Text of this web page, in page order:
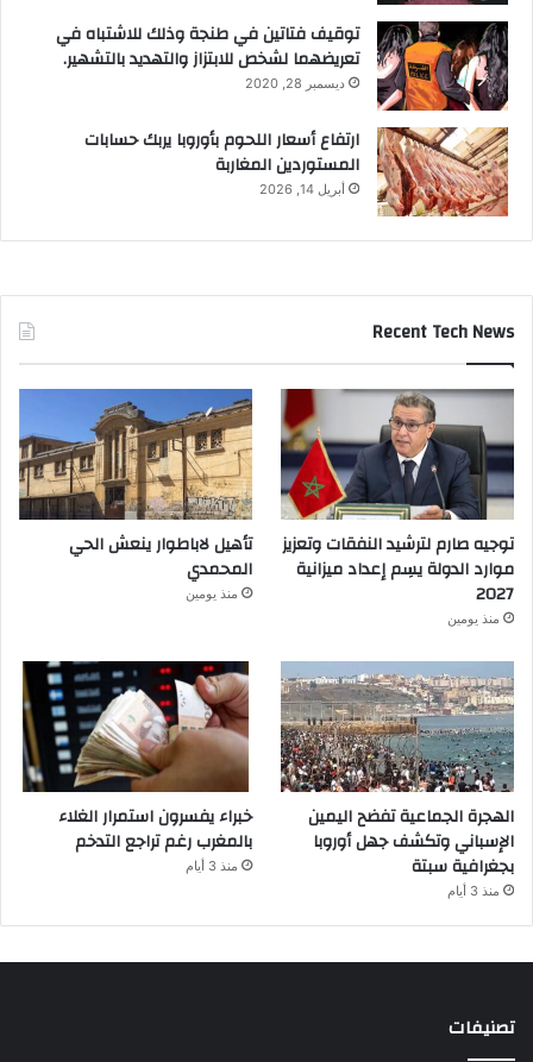
توقيف فتاتين في طنجة وذلك للاشتباه في
تعريضهما لشخص للابتزاز والتهديد بالتشهير.
ديسمبر 28, 2020
ارتفاع أسعار اللحوم بأوروبا يربك حسابات
المستوردين المغاربة
أبريل 14, 2026
Recent Tech News
توجيه صارم لترشيد النفقات وتعزيز
موارد الدولة يسِم إعداد ميزانية
2027
منذ يومين
تأهيل لاباطوار ينعش الحي
المحمدي
منذ يومين
الهجرة الجماعية تفضح اليمين
الإسباني وتكشف جهل أوروبا
بجغرافية سبتة
منذ 3 أيام
خبراء يفسرون استمرار الغلاء
بالمغرب رغم تراجع التدخم
منذ 3 أيام
تصنيفات